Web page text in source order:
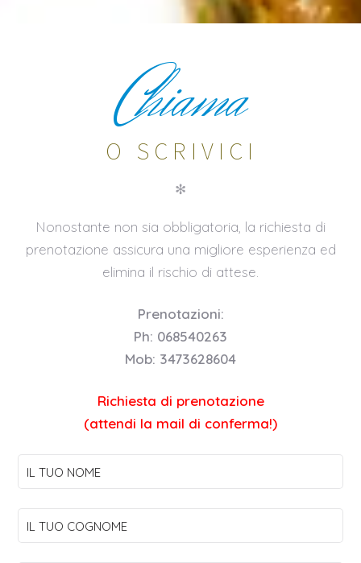
C
hiama
O SCRIVICI
✻
Nonostante non sia obbligatoria, la richiesta di
prenotazione assicura una migliore esperienza ed
elimina il rischio di attese.
Prenotazioni:
Ph: 068540263
Mob: 3473628604
Richiesta di prenotazione
(attendi la mail di conferma!)